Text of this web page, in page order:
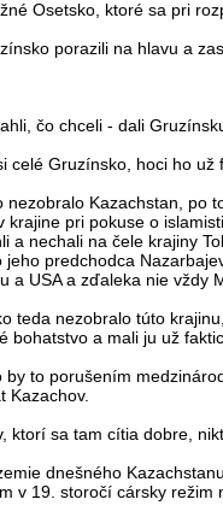
Osetsko, ktoré sa pri
porazili na hlavu a
čo chceli - dali
celé Gruzínsko, hoci ho už
nezobralo Kazachstan, po
krajine pri pokuse o
a nechali na čele krajiny
jeho predchodca
a USA a zďaleka nie vždy
teda nezobralo túto
bohatstvo a mali ju už
by to porušením
Kazachov.
ktorí sa tam cítia dobre,
dnešného
v 19. storočí cársky režim